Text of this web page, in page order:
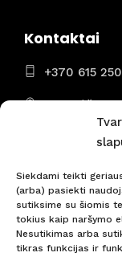
Siekdami teikti
(arba) pasiekti
sutiksime su šiomis
tokius kaip naršymo
Nesutikimas arba
tikras funkcijas ir
Kontaktai
+370 615
Panevėžys
I - VII 8:00 -
Nepraleiskite